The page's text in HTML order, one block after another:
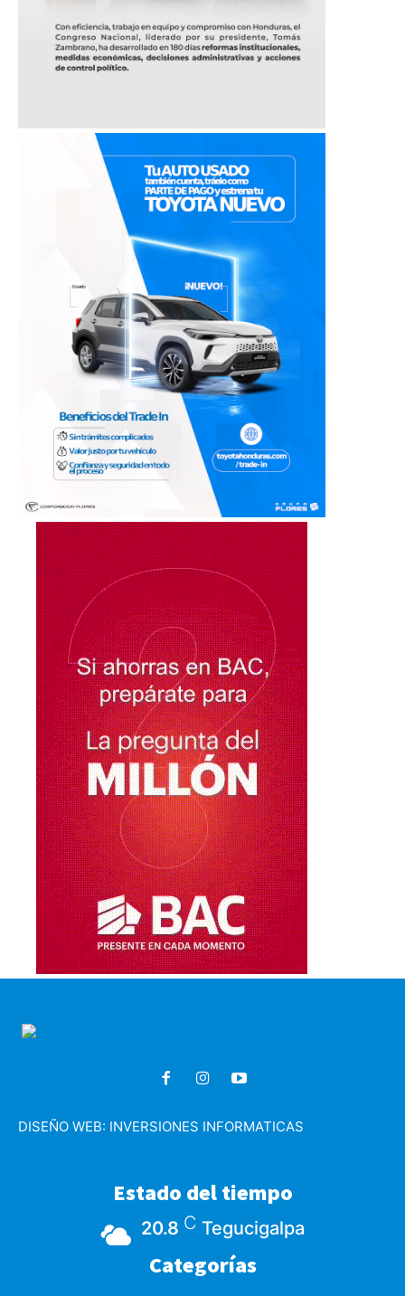
DISEÑO WEB: INVERSIONES INFORMATICAS
Estado del tiempo
20.8 C Tegucigalpa
Categorías